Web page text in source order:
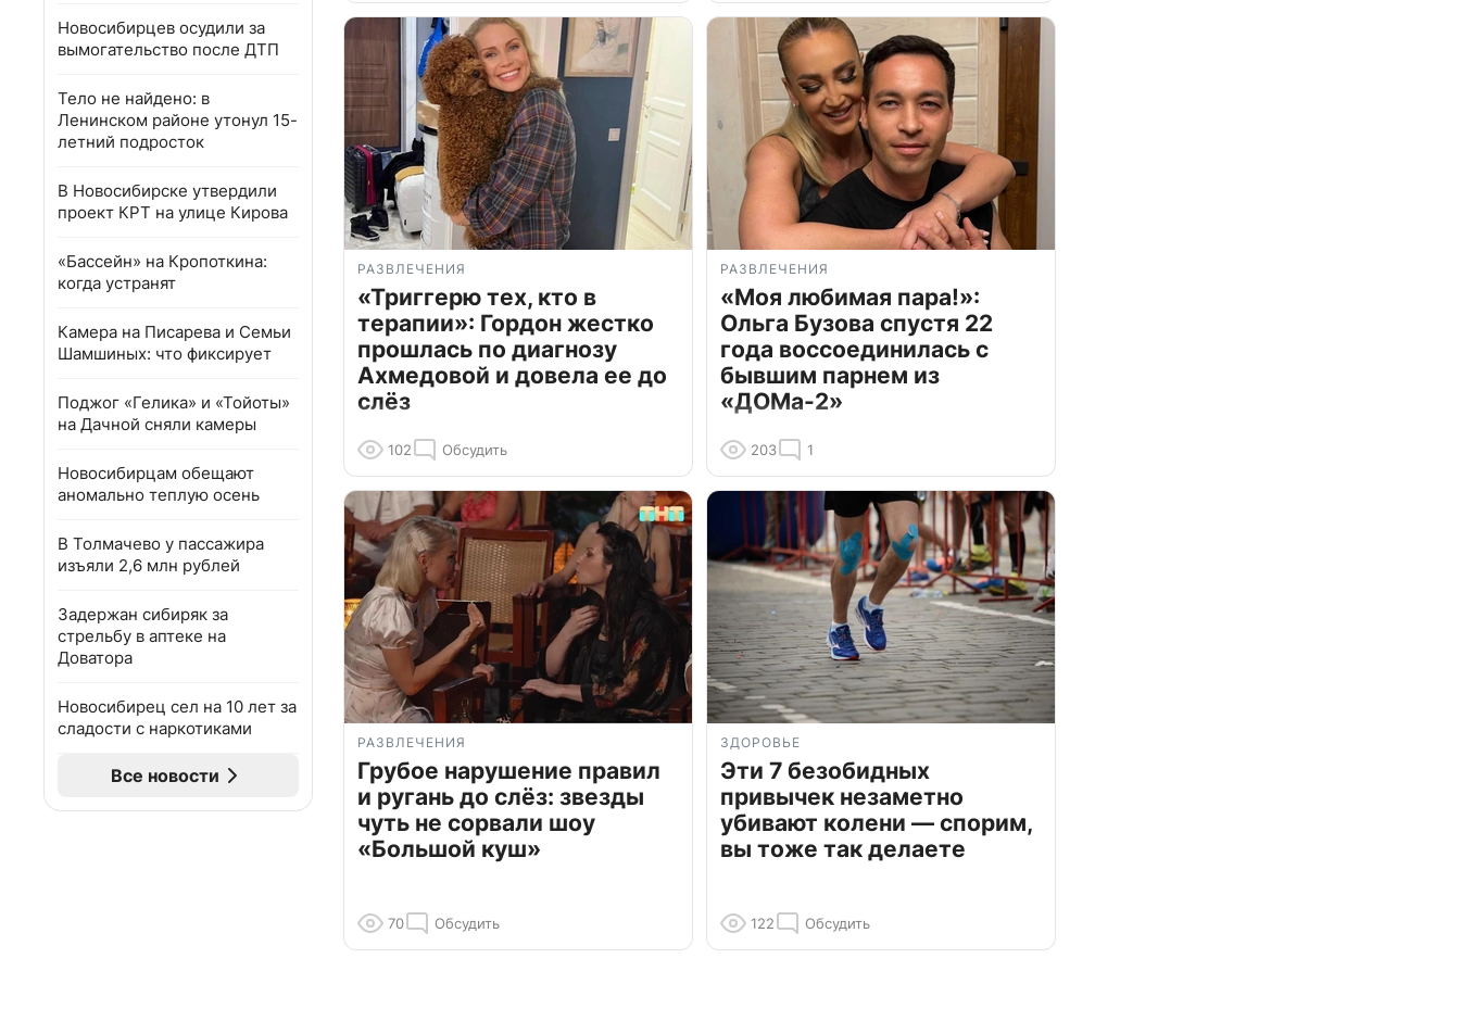
Новосибирцев осудили за
вымогательство после ДТП
Тело не найдено: в
Ленинском районе утонул 15-
летний подросток
В Новосибирске утвердили
проект КРТ на улице Кирова
«Бассейн» на Кропоткина:
когда устранят
Камера на Писарева и Семьи
Шамшиных: что фиксирует
Поджог «Гелика» и «Тойоты»
на Дачной сняли камеры
Новосибирцам обещают
аномально теплую осень
В Толмачево у пассажира
изъяли 2,6 млн рублей
Задержан сибиряк за
стрельбу в аптеке на
Доватора
Новосибирец сел на 10 лет за
сладости с наркотиками
Все новости
РАЗВЛЕЧЕНИЯ
«Триггерю тех, кто в
терапии»: Гордон жестко
прошлась по диагнозу
Ахмедовой и довела ее до
слёз
102 Обсудить
РАЗВЛЕЧЕНИЯ
«Моя любимая пара!»:
Ольга Бузова спустя 22
года воссоединилась с
бывшим парнем из
«ДОМа-2»
203 1
РАЗВЛЕЧЕНИЯ
Грубое нарушение правил
и ругань до слёз: звезды
чуть не сорвали шоу
«Большой куш»
70 Обсудить
ЗДОРОВЬЕ
Эти 7 безобидных
привычек незаметно
убивают колени — спорим,
вы тоже так делаете
122 Обсудить